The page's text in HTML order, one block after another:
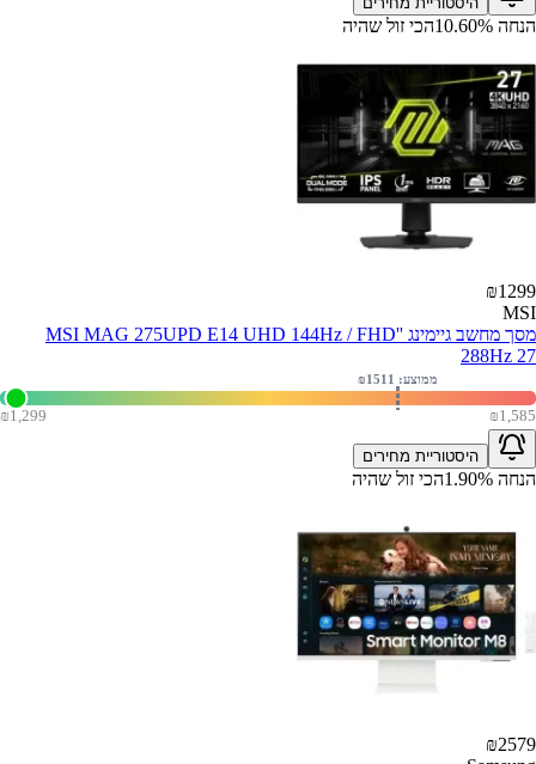
הנחה 10.60% הכי זול שהיה
₪1299
MSI
מסך מחשב גיימינג ''MSI MAG 275UPD E14 UHD 144Hz / FHD
288Hz 27
₪1,299 ₪1,585
ממוצע: ₪ 1511
היסטוריית מחירים
הנחה 1.90% הכי זול שהיה
₪2579